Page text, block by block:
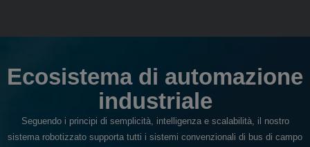
Ecosistema di automazione
industriale
Seguendo i principi di semplicità, intelligenza e scalabilità, il nostro
sistema robotizzato supporta tutti i sistemi convenzionali di bus di campo